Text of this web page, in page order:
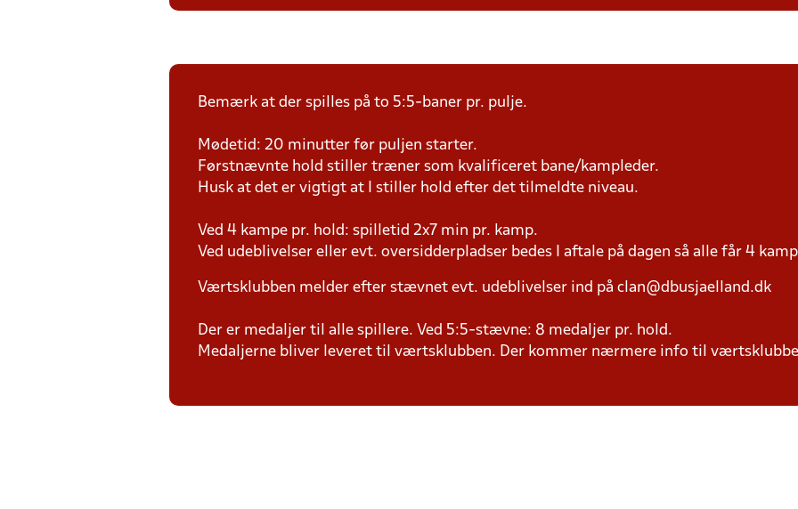
Bemærk at der spilles på to 5:5-baner pr. pulje.
Mødetid: 20 minutter før puljen starter.
Førstnævnte hold stiller træner som kvalificeret bane/kampleder.
Husk at det er vigtigt at I stiller hold efter det tilmeldte niveau.
Ved 4 kampe pr. hold: spilletid 2x7 min pr. kamp.
Ved udeblivelser eller evt. oversidderpladser bedes I aftale på dagen så alle får 4
Værtsklubben melder efter stævnet evt. udeblivelser ind på clan@dbusjaelland.dk
Der er medaljer til alle spillere. Ved 5:5-stævne: 8 medaljer pr. hold.
Medaljerne bliver leveret til værtsklubben. Der kommer nærmere info til